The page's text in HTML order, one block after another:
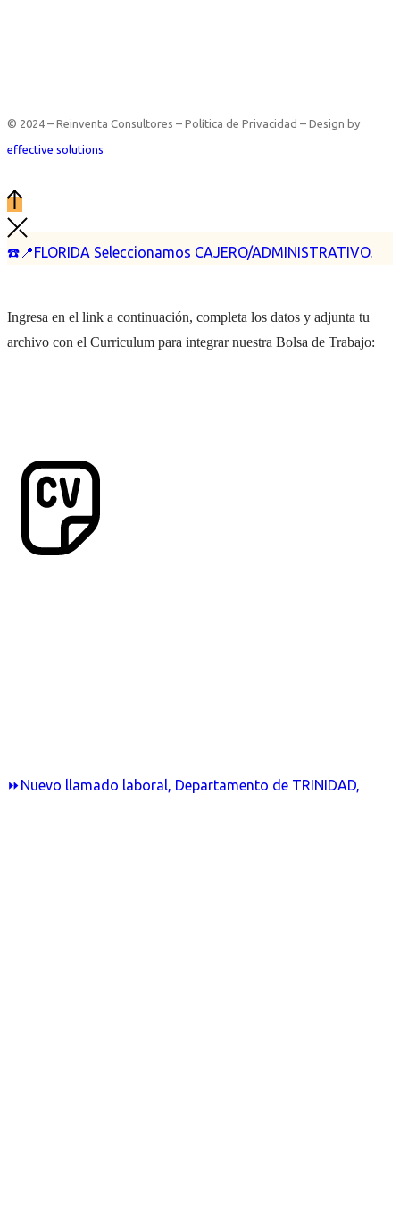
☎️📍FLORIDA Seleccionamos CAJERO/ADMINISTRATIVO.
⏩Nuevo llamado laboral, Departamento de TRINIDAD,
© 2024 – Reinventa Consultores – Política de Privacidad – Design by
effective solutions
Ingresa en el link a continuación, completa los datos y adjunta tu
archivo con el Curriculum para integrar nuestra Bolsa de Trabajo: